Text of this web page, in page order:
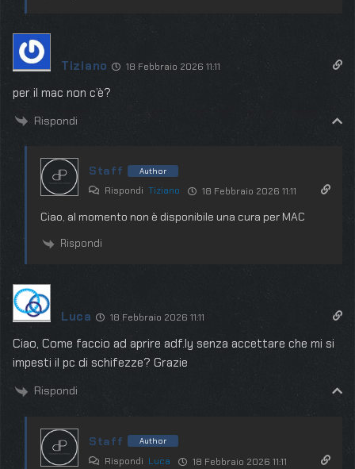
Tiziano 18 Febbraio 2026 11:11
per il mac non c’è?
Rispondi
Staff Author
Rispondi Tiziano 18 Febbraio 2026 11:11
Ciao, al momento non è disponibile una cura per MAC
Rispondi
Luca 18 Febbraio 2026 11:11
Ciao, Come faccio ad aprire adf.ly senza accettare che mi si
impesti il pc di schifezze? Grazie
Rispondi
Staff Author
Rispondi Luca 18 Febbraio 2026 11:11